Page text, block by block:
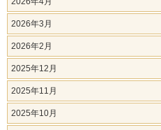
2026年3月
2026年2月
2025年12月
2025年11月
2025年10月